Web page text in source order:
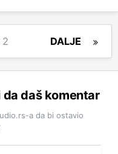
DALJE
2
da daš komentar
a da bi ostavio